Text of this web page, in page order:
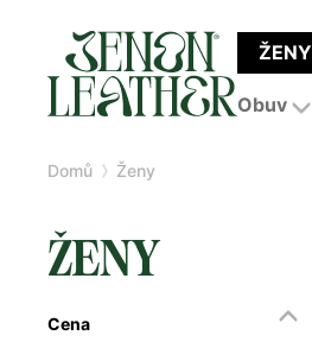
ŽENY
Obuv
Domů Ženy
ŽENY
Cena